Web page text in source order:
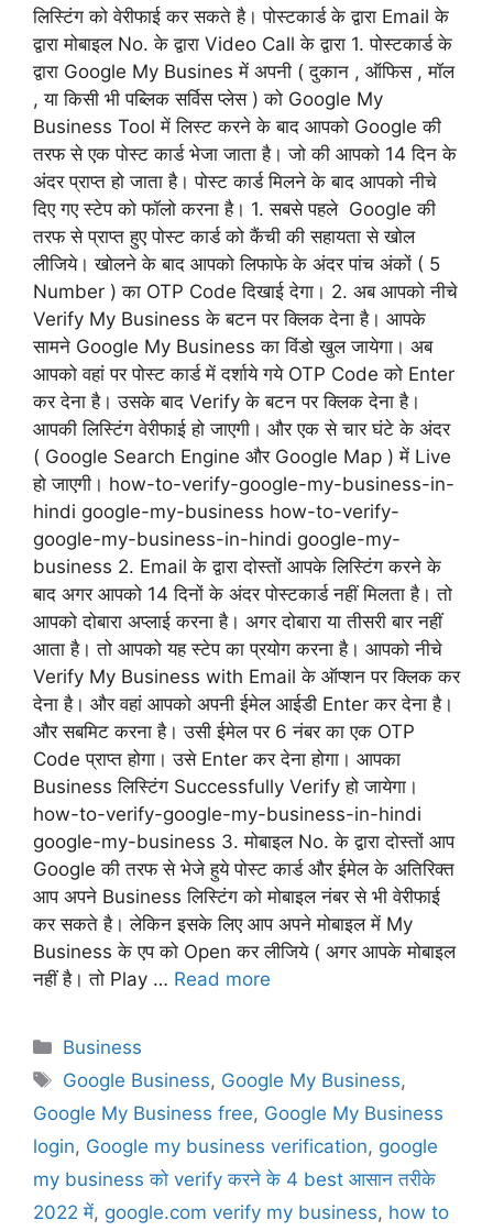
लिस्टिंग को वेरीफाई कर सकते है। पोस्टकार्ड के द्वारा Email के
द्वारा मोबाइल No. के द्वारा Video Call के द्वारा 1. पोस्टकार्ड के
द्वारा Google My Busines में अपनी ( दुकान , ऑफिस , मॉल
, या किसी भी पब्लिक सर्विस प्लेस ) को Google My
Business Tool में लिस्ट करने के बाद आपको Google की
तरफ से एक पोस्ट कार्ड भेजा जाता है। जो की आपको 14 दिन के
अंदर प्राप्त हो जाता है। पोस्ट कार्ड मिलने के बाद आपको नीचे
दिए गए स्टेप को फॉलो करना है। 1. सबसे पहले Google की
तरफ से प्राप्त हुए पोस्ट कार्ड को कैंची की सहायता से खोल
लीजिये। खोलने के बाद आपको लिफाफे के अंदर पांच अंकों ( 5
Number ) का OTP Code दिखाई देगा। 2. अब आपको नीचे
Verify My Business के बटन पर क्लिक देना है। आपके
सामने Google My Business का विंडो खुल जायेगा। अब
आपको वहां पर पोस्ट कार्ड में दर्शाये गये OTP Code को Enter
कर देना है। उसके बाद Verify के बटन पर क्लिक देना है।
आपकी लिस्टिंग वेरीफाई हो जाएगी। और एक से चार घंटे के अंदर
( Google Search Engine और Google Map ) में Live
हो जाएगी। how-to-verify-google-my-business-in-
hindi google-my-business how-to-verify-
google-my-business-in-hindi google-my-
business 2. Email के द्वारा दोस्तों आपके लिस्टिंग करने के
बाद अगर आपको 14 दिनों के अंदर पोस्टकार्ड नहीं मिलता है। तो
आपको दोबारा अप्लाई करना है। अगर दोबारा या तीसरी बार नहीं
आता है। तो आपको यह स्टेप का प्रयोग करना है। आपको नीचे
Verify My Business with Email के ऑप्शन पर क्लिक कर
देना है। और वहां आपको अपनी ईमेल आईडी Enter कर देना है।
और सबमिट करना है। उसी ईमेल पर 6 नंबर का एक OTP
Code प्राप्त होगा। उसे Enter कर देना होगा। आपका
Business लिस्टिंग Successfully Verify हो जायेगा।
how-to-verify-google-my-business-in-hindi
google-my-business 3. मोबाइल No. के द्वारा दोस्तों आप
Google की तरफ से भेजे हुये पोस्ट कार्ड और ईमेल के अतिरिक्त
आप अपने Business लिस्टिंग को मोबाइल नंबर से भी वेरीफाई
कर सकते है। लेकिन इसके लिए आप अपने मोबाइल में My
Business के एप को Open कर लीजिये ( अगर आपके मोबाइल
नहीं है। तो Play … Read more
Business
Google Business, Google My Business,
Google My Business free, Google My Business
login, Google my business verification, google
my business को verify करने के 4 best आसान तरीके
2022 में, google.com verify my business, how to